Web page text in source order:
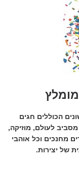
הכוללים חגים
לעולם, מוזיקה,
מחנכים וכל אוהבי
של יצירות.